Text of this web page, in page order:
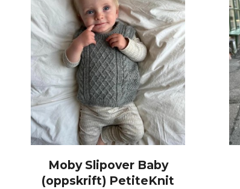
Moby Slipover Baby
(oppskrift) PetiteKnit